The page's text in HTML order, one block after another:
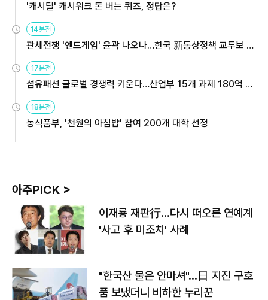
'캐시딜' 캐시워크 돈 버는 퀴즈, 정답은?
14분전
관세전쟁 '엔드게임' 윤곽 나오나…한국 新통상정책 교두보 활
17분전
섬유패션 글로벌 경쟁력 키운다…산업부 15개 과제 180억 지
18분전
농식품부, '천원의 아침밥' 참여 200개 대학 선정
아주PICK >
이재룡 재판行…다시 떠오른 연예계
'사고 후 미조치' 사례
"한국산 물은 안마셔"…日 지진 구호
품 보냈더니 비하한 누리꾼